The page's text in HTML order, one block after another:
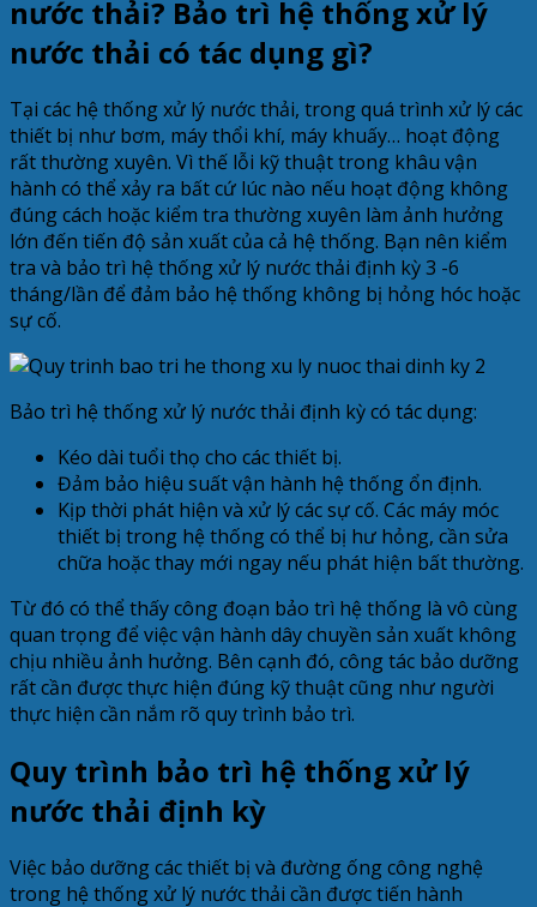
nước thải? Bảo trì hệ thống xử lý
nước thải có tác dụng gì?
Tại các hệ thống xử lý nước thải, trong quá trình xử lý các
thiết bị như bơm, máy thổi khí, máy khuấy… hoạt động
rất thường xuyên. Vì thế lỗi kỹ thuật trong khâu vận
hành có thể xảy ra bất cứ lúc nào nếu hoạt động không
đúng cách hoặc kiểm tra thường xuyên làm ảnh hưởng
lớn đến tiến độ sản xuất của cả hệ thống. Bạn nên kiểm
tra và bảo trì hệ thống xử lý nước thải định kỳ 3 -6
tháng/lần để đảm bảo hệ thống không bị hỏng hóc hoặc
sự cố.
Bảo trì hệ thống xử lý nước thải định kỳ có tác dụng:
Kéo dài tuổi thọ cho các thiết bị.
Đảm bảo hiệu suất vận hành hệ thống ổn định.
Kịp thời phát hiện và xử lý các sự cố. Các máy móc
thiết bị trong hệ thống có thể bị hư hỏng, cần sửa
chữa hoặc thay mới ngay nếu phát hiện bất thường.
Từ đó có thể thấy công đoạn bảo trì hệ thống là vô cùng
quan trọng để việc vận hành dây chuyền sản xuất không
chịu nhiều ảnh hưởng. Bên cạnh đó, công tác bảo dưỡng
rất cần được thực hiện đúng kỹ thuật cũng như người
thực hiện cần nắm rõ quy trình bảo trì.
Quy trình bảo trì hệ thống xử lý
nước thải định kỳ
Việc bảo dưỡng các thiết bị và đường ống công nghệ
trong hệ thống xử lý nước thải cần được tiến hành